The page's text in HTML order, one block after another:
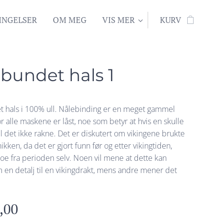
OM MEG VIS MER KURV
hals 1
hals i 100% ull. Nålebinding er en meget gammel
alle maskene er låst, noe som betyr at hvis en skulle
det ikke rakne. Det er diskutert om vikingene brukte
da det er gjort funn før og etter vikingtiden,
fra perioden selv. Noen vil mene at dette kan
en detalj til en vikingdrakt, mens andre mener det